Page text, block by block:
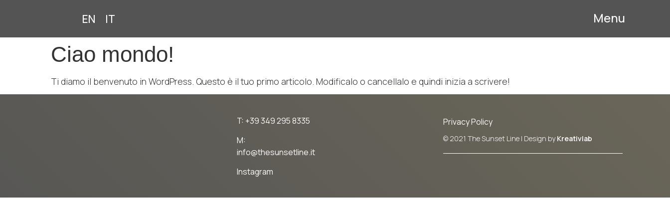
EN IT Menu
Ciao mondo!
Ti diamo il benvenuto in WordPress. Questo è il tuo primo articolo. Modificalo o cancellalo e quindi inizia a scrivere!
T: +39 349 295 8335
M:
info@thesunsetline.it
Instagram
Privacy Policy
© 2021 The Sunset Line | Design byKreativlab